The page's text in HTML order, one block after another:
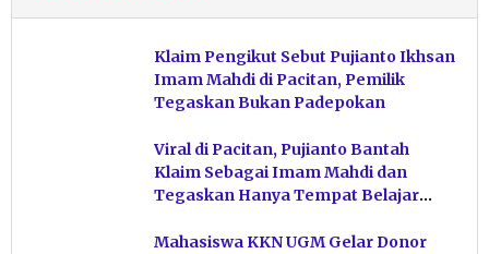
Klaim Pengikut Sebut Pujianto Ikhsan
Imam Mahdi di Pacitan, Pemilik
Tegaskan Bukan Padepokan
Viral di Pacitan, Pujianto Bantah
Klaim Sebagai Imam Mahdi dan
Tegaskan Hanya Tempat Belajar
Mahasiswa KKN UGM Gelar Donor